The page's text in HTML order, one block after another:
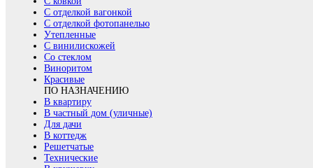
С отделкой вагонкой
С отделкой фотопанелью
Утепленные
С винилискожей
Со стеклом
Виноритом
Красивые
ПО НАЗНАЧЕНИЮ
В квартиру
В частный дом (уличные)
Для дачи
В коттедж
Решетчатые
Технические